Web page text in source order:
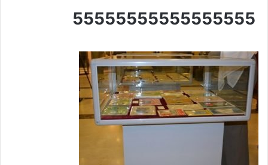
55555555555555555